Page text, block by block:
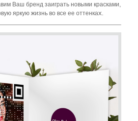
Ваш бренд заиграть новыми красками,
яркую жизнь во все ее оттенках.